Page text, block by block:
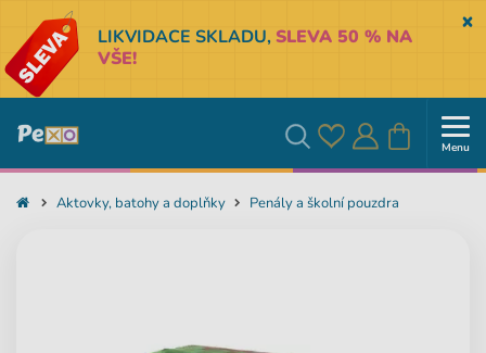
LIKVIDACE SKLADU,SLEVA 50 % NA
VŠE!
Vyhledávání
OblíbenéPřihlásit
Košík Menu
Aktovky, batohy a doplňky Penály a školní pouzdra